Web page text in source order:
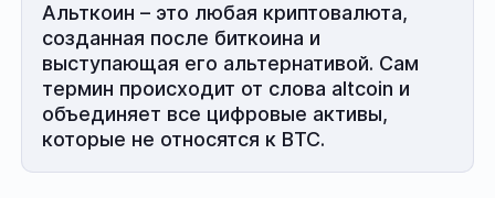
Альткоин – это любая криптовалюта,
созданная после биткоина и
выступающая его альтернативой. Сам
термин происходит от слова altcoin и
объединяет все цифровые активы,
которые не относятся к BTC.